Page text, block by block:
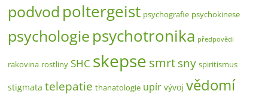
podvod poltergeist psychografie psychokinese
psychologie psychotronika předpovědi
rakovina rostliny SHC skepse smrtsny spiritismus
stigmata telepatie thanatologie upír vývoj vědomí